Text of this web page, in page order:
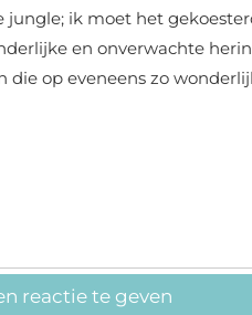
ik moet het
en onverwachte
die op eveneens zo
reactie te geven